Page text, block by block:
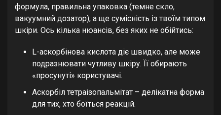
формула, правильна упаковка (темне скло,
вакуумний дозатор), а ще сумісність із твоїм типом
шкіри. Ось кілька нюансів, без яких не обійтись:
L-аскорбінова кислота діє швидко, але може
подразнювати чутливу шкіру. Її обирають
«просунуті» користувачі.
Аскорбіл тетраізопальмітат – делікатна форма
для тих, хто боїться реакцій.